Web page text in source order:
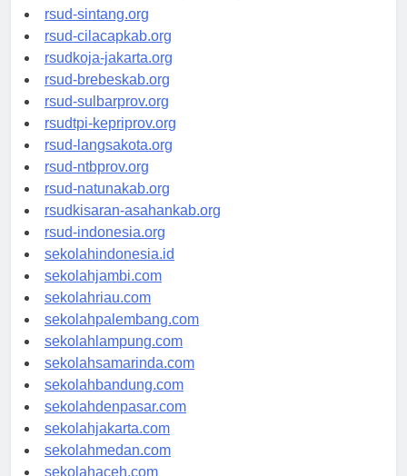
rsudrtnotopuro-sidoarjokab.org
rsud-sintang.org
rsud-cilacapkab.org
rsudkoja-jakarta.org
rsud-brebeskab.org
rsud-sulbarprov.org
rsudtpi-kepriprov.org
rsud-langsakota.org
rsud-ntbprov.org
rsud-natunakab.org
rsudkisaran-asahankab.org
rsud-indonesia.org
sekolahindonesia.id
sekolahjambi.com
sekolahriau.com
sekolahpalembang.com
sekolahlampung.com
sekolahsamarinda.com
sekolahbandung.com
sekolahdenpasar.com
sekolahjakarta.com
sekolahmedan.com